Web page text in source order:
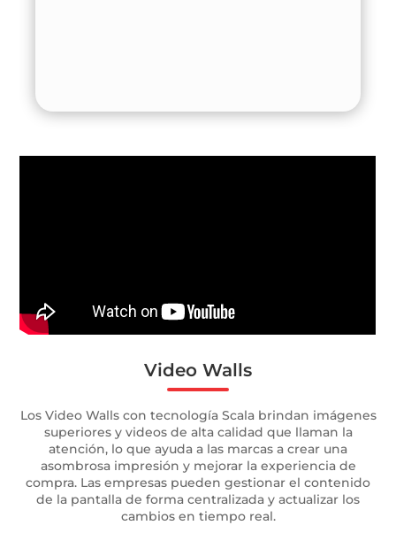
Video Walls
Los Video Walls con tecnología Scala brindan imágenes
superiores y videos de alta calidad que llaman la
atención, lo que ayuda a las marcas a crear una
asombrosa impresión y mejorar la experiencia de
compra. Las empresas pueden gestionar el contenido
de la pantalla de forma centralizada y actualizar los
cambios en tiempo real.